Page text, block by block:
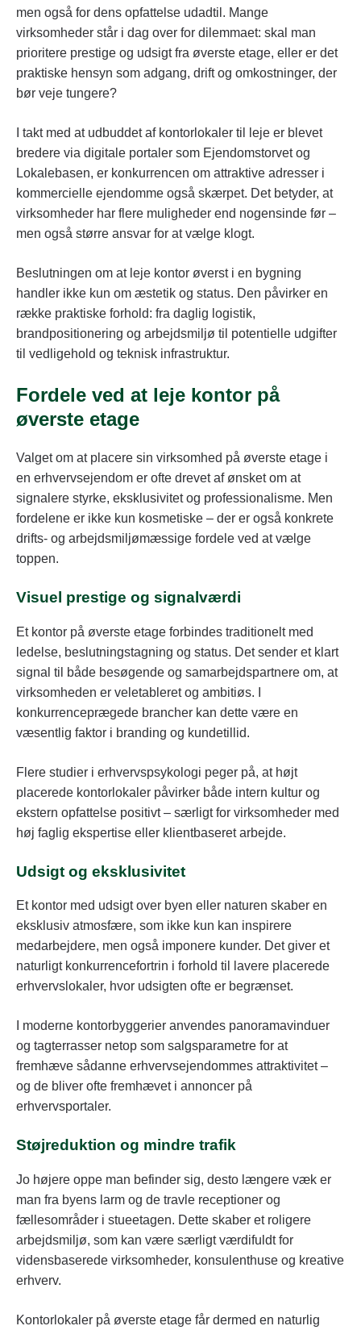
men også for dens opfattelse udadtil. Mange
virksomheder står i dag over for dilemmaet: skal man
prioritere prestige og udsigt fra øverste etage, eller er det
praktiske hensyn som adgang, drift og omkostninger, der
bør veje tungere?
I takt med at udbuddet af kontorlokaler til leje er blevet
bredere via digitale portaler som Ejendomstorvet og
Lokalebasen, er konkurrencen om attraktive adresser i
kommercielle ejendomme også skærpet. Det betyder, at
virksomheder har flere muligheder end nogensinde før –
men også større ansvar for at vælge klogt.
Beslutningen om at leje kontor øverst i en bygning
handler ikke kun om æstetik og status. Den påvirker en
række praktiske forhold: fra daglig logistik,
brandpositionering og arbejdsmiljø til potentielle udgifter
til vedligehold og teknisk infrastruktur.
Fordele ved at leje kontor på
øverste etage
Valget om at placere sin virksomhed på øverste etage i
en erhvervsejendom er ofte drevet af ønsket om at
signalere styrke, eksklusivitet og professionalisme. Men
fordelene er ikke kun kosmetiske – der er også konkrete
drifts- og arbejdsmiljømæssige fordele ved at vælge
toppen.
Visuel prestige og signalværdi
Et kontor på øverste etage forbindes traditionelt med
ledelse, beslutningstagning og status. Det sender et klart
signal til både besøgende og samarbejdspartnere om, at
virksomheden er veletableret og ambitiøs. I
konkurrenceprægede brancher kan dette være en
væsentlig faktor i branding og kundetillid.
Flere studier i erhvervspsykologi peger på, at højt
placerede kontorlokaler påvirker både intern kultur og
ekstern opfattelse positivt – særligt for virksomheder med
høj faglig ekspertise eller klientbaseret arbejde.
Udsigt og eksklusivitet
Et kontor med udsigt over byen eller naturen skaber en
eksklusiv atmosfære, som ikke kun kan inspirere
medarbejdere, men også imponere kunder. Det giver et
naturligt konkurrencefortrin i forhold til lavere placerede
erhvervslokaler, hvor udsigten ofte er begrænset.
I moderne kontorbyggerier anvendes panoramavinduer
og tagterrasser netop som salgsparametre for at
fremhæve sådanne erhvervsejendommes attraktivitet –
og de bliver ofte fremhævet i annoncer på
erhvervsportaler.
Støjreduktion og mindre trafik
Jo højere oppe man befinder sig, desto længere væk er
man fra byens larm og de travle receptioner og
fællesområder i stueetagen. Dette skaber et roligere
arbejdsmiljø, som kan være særligt værdifuldt for
vidensbaserede virksomheder, konsulenthuse og kreative
erhverv.
Kontorlokaler på øverste etage får dermed en naturlig